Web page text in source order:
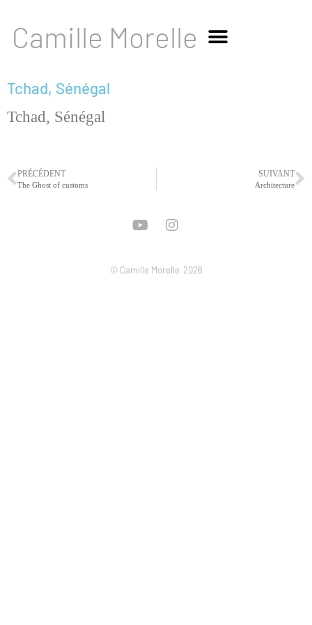
Camille Morelle
Tchad, Sénégal
Tchad, Sénégal
PRÉCÉDENT
The Ghost of customs
SUIVANT
Architecture
© Camille Morelle 2026